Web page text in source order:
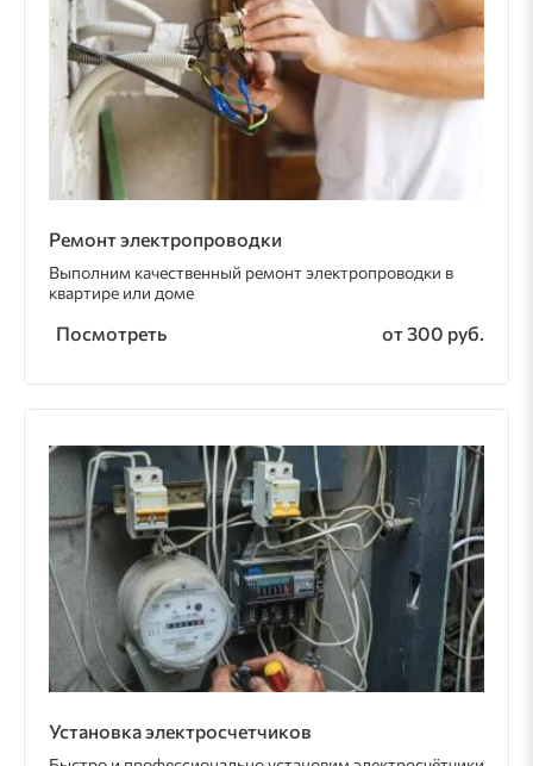
Ремонт электропроводки
Выполним качественный ремонт электропроводки в
квартире или доме
Посмотреть от 300 руб.
Установка электросчетчиков